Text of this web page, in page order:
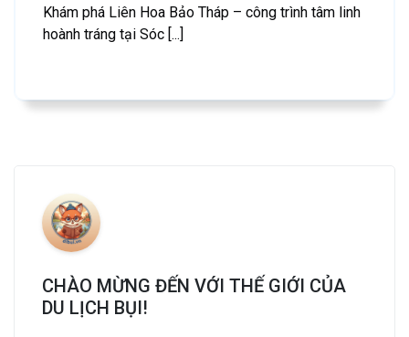
Khám phá Liên Hoa Bảo Tháp – công trình tâm linh
hoành tráng tại Sóc [...]
CHÀO MỪNG ĐẾN VỚI THẾ GIỚI CỦA
DU LỊCH BỤI!